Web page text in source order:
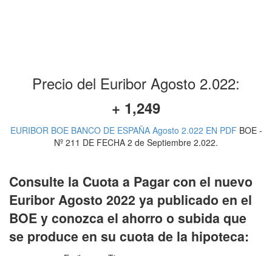
Precio del Euribor Agosto 2.022:
+ 1,249
EURIBOR BOE BANCO DE ESPAÑA Agosto 2.022 EN PDF BOE -
Nº 211 DE FECHA 2 de Septiembre 2.022.
Consulte la Cuota a Pagar con el nuevo
Euribor Agosto 2022 ya publicado en el
BOE y conozca el ahorro o subida que
se produce en su cuota de la hipoteca: